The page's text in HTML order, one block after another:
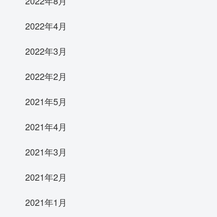
2022年4月
2022年3月
2022年2月
2021年5月
2021年4月
2021年3月
2021年2月
2021年1月